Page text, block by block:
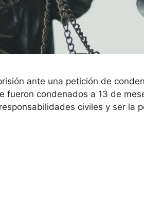
ante una petición de
fueron condenados a 13 de
civiles y ser la